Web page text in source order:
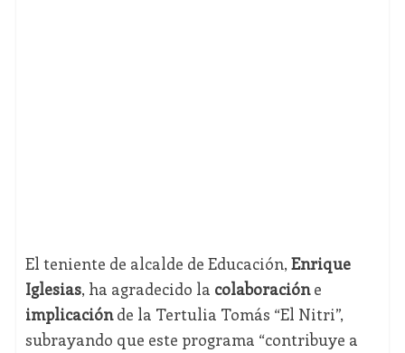
El teniente de alcalde de Educación, Enrique
Iglesias, ha agradecido la colaboracióne
implicaciónde la Tertulia Tomás “El Nitri”,
subrayando que este programa “contribuye a